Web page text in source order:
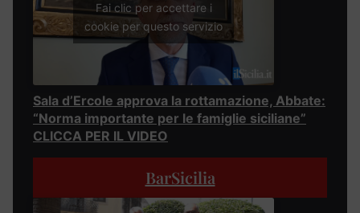
Fai clic per accettare i
cookie per questo servizio
Sala d’Ercole approva la rottamazione, Abbate:
“Norma importante per le famiglie siciliane”
CLICCA PER IL VIDEO
BarSicilia